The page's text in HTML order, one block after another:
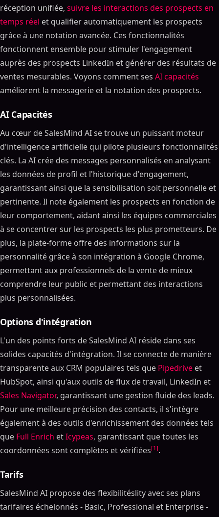
réception unifiée, suivre les interactions des prospects en
temps réel et qualifier automatiquement les prospects
grâce à une notation avancée. Ces fonctionnalités
fonctionnent ensemble pour stimuler l'engagement
auprès des prospects LinkedIn et générer des résultats de
ventes mesurables. Voyons comment ses AI capacités
améliorent la messagerie et la notation des prospects.
AI Capacités
Au cœur de SalesMind AI se trouve un puissant moteur
d'intelligence artificielle qui pilote plusieurs fonctionnalités
clés. La AI crée des messages personnalisés en analysant
les données de profil et l'historique d'engagement,
garantissant ainsi que la sensibilisation soit personnelle et
pertinente. Il note également les prospects en fonction de
leur comportement, aidant ainsi les équipes commerciales
à se concentrer sur les prospects les plus prometteurs. De
plus, la plate-forme offre des informations sur la
personnalité grâce à son intégration à Google Chrome,
permettant aux professionnels de la vente de mieux
comprendre leur public et permettant des interactions
plus personnalisées.
Options d'intégration
L'un des points forts de SalesMind AI réside dans ses
solides capacités d'intégration. Il se connecte de manière
transparente aux CRM populaires tels que Pipedrive et
HubSpot, ainsi qu'aux outils de flux de travail, LinkedIn et
Sales Navigator, garantissant une gestion fluide des leads.
Pour une meilleure précision des contacts, il s'intègre
également à des outils d'enrichissement des données tels
que Full Enrich etIcypeas, garantissant que toutes les
coordonnées sont complètes et vérifiées[1].
Tarifs
SalesMind AI propose des flexibilitéslity avec ses plans
tarifaires échelonnés - Basic, Professional et Enterprise -